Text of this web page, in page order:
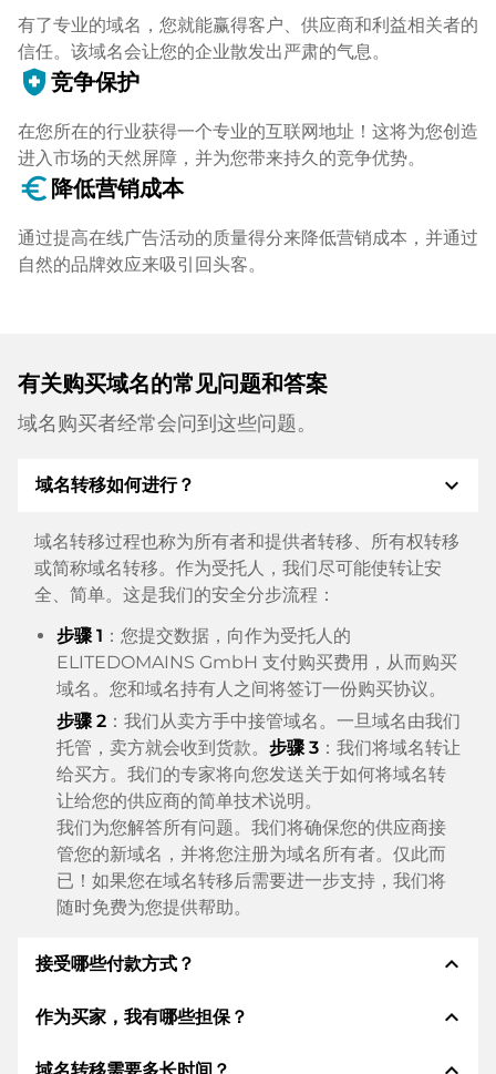
有了专业的域名，您就能赢得客户、供应商和利益相关者的
信任。该域名会让您的企业散发出严肃的气息。
health_and_safety 竞争保护
在您所在的行业获得一个专业的互联网地址！这将为您创造
进入市场的天然屏障，并为您带来持久的竞争优势。
euro_symbol 降低营销成本
通过提高在线广告活动的质量得分来降低营销成本，并通过
自然的品牌效应来吸引回头客。
有关购买域名的常见问题和答案
域名购买者经常会问到这些问题。
域名转移如何进行？ expand_more
域名转移过程也称为所有者和提供者转移、所有权转移
或简称域名转移。作为受托人，我们尽可能使转让安
全、简单。这是我们的安全分步流程：
步骤 1 ：您提交数据，向作为受托人的
ELITEDOMAINS GmbH 支付购买费用，从而购买
域名。您和域名持有人之间将签订一份购买协议。
步骤 2 ：我们从卖方手中接管域名。一旦域名由我们
托管，卖方就会收到货款。 步骤 3 ：我们将域名转让
给买方。我们的专家将向您发送关于如何将域名转
让给您的供应商的简单技术说明。
我们为您解答所有问题。我们将确保您的供应商接
管您的新域名，并将您注册为域名所有者。仅此而
已！如果您在域名转移后需要进一步支持，我们将
随时免费为您提供帮助。
接受哪些付款方式？ expand_less
我们使用 SEPA 作为预付费，并使用 STRIPE 作为支
作为买家，我有哪些担保？ expand_less